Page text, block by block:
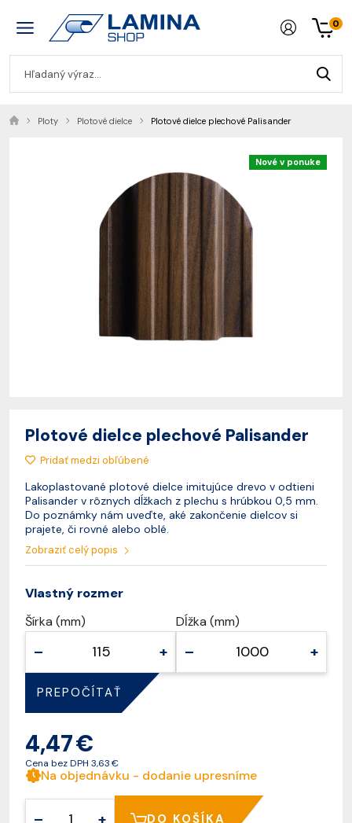
0
Ploty Plotové dielce Plotové dielce plechové Palisander
Nové v ponuke
Plotové dielce plechové Palisander
Pridať medzi obľúbené
Lakoplastované plotové dielce imitujúce drevo v odtieni
Palisander v rôznych dĺžkach z plechu s hrúbkou 0,5 mm.
Do poznámky nám uveďte, aké zakončenie dielcov si
prajete, či rovné alebo oblé.
Zobraziť celý popis
Vlastný rozmer
Šírka (mm)
– +
Dĺžka (mm)
– +
PREPOČÍTAŤ
4,47 €
Cena bez DPH 3,63 €
Na objednávku - dodanie upresníme
– + DO KOŠÍKA